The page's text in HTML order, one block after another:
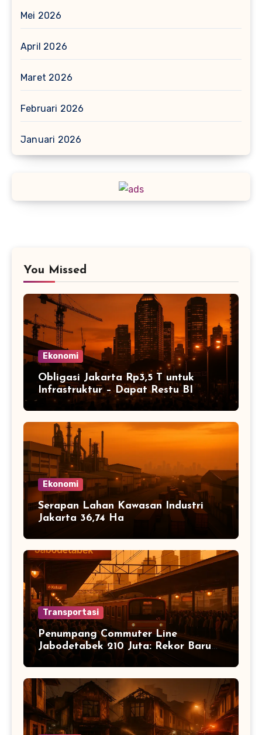
Mei 2026
April 2026
Maret 2026
Februari 2026
Januari 2026
You Missed
Ekonomi
Obligasi Jakarta Rp3,5 T untuk
Infrastruktur – Dapat Restu BI
Ekonomi
Serapan Lahan Kawasan Industri
Jakarta 36,74 Ha
Transportasi
Penumpang Commuter Line
Jabodetabek 210 Juta: Rekor Baru
Warga Jabodetabek